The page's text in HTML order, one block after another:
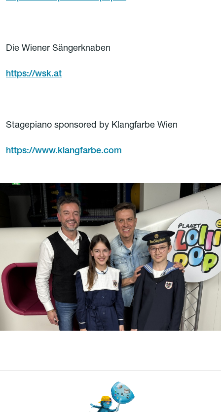
Die Wiener Sängerknaben
https://wsk.at
Stagepiano sponsored by Klangfarbe Wien
https://www.klangfarbe.com